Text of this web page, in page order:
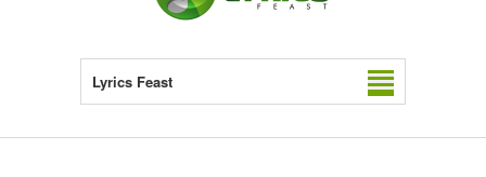
Lyrics Feast